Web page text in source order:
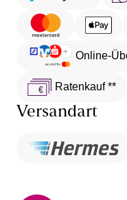
Online-
Ratenkauf **
Versandart